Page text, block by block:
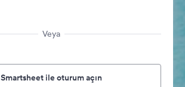
Veya
Smartsheet ile oturum açın